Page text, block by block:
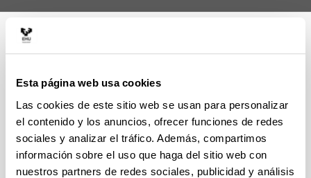
Esta página web usa cookies
Las cookies de este sitio web se usan para personalizar
el contenido y los anuncios, ofrecer funciones de redes
sociales y analizar el tráfico. Además, compartimos
información sobre el uso que haga del sitio web con
nuestros partners de redes sociales, publicidad y análisis
Comedores
En el edificio Biblioteca: 2 comedores, uno con 108
sillas y 7 microondas y otro con 120 sillas y 9
microondas.